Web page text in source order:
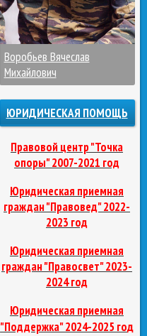
Воробьев Вячеслав
Михайлович
ЮРИДИЧЕСКАЯ ПОМОЩЬ
Правовой центр "Точка
опоры" 2007-2021 год
Юридическая приемная
граждан "Правовед"2022-
2023 год
Юридическая приемная
граждан "Правосвет"2023-
2024 год
Юридическая приемная
"Поддержка"2024-2025 год